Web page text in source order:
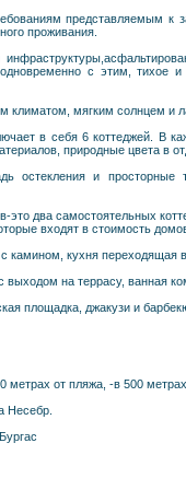
представляемым
проживания.
с этим, тихое
климатом, мягким солнцем и
в себя 6 коттеджей. В
природные цвета в
остекления и просторные
это два самостоятельных
входят в стоимость
камином, кухня переходящая
на террасу, ванная
площадка, джакузи и
метрах от пляжа, -в 500
Несебр.